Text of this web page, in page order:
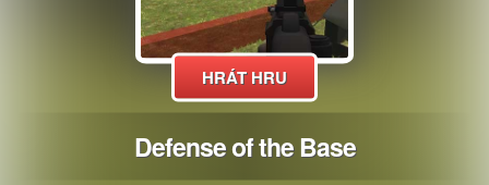
HRÁT HRU
Defense of the Base